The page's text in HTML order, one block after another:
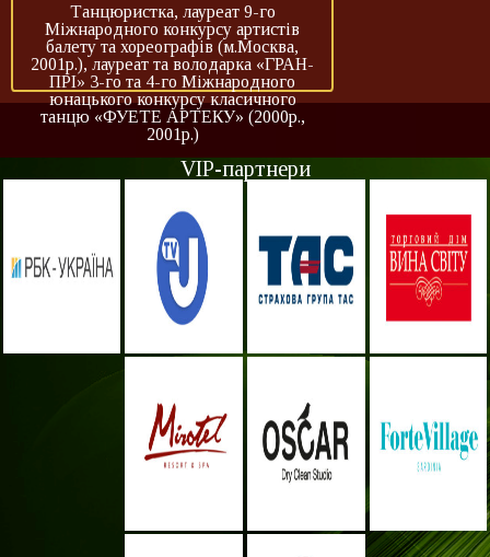
Танцюристка, лауреат 9-го
Міжнародного конкурсу артистів
балету та хореографів (м.Москва,
2001р.), лауреат та володарка «ГРАН-
ПРІ» 3-го та 4-го Міжнародного
юнацького конкурсу класичного
танцю «ФУЕТЕ АРТЕКУ» (2000р.,
2001р.)
VIP-партнери